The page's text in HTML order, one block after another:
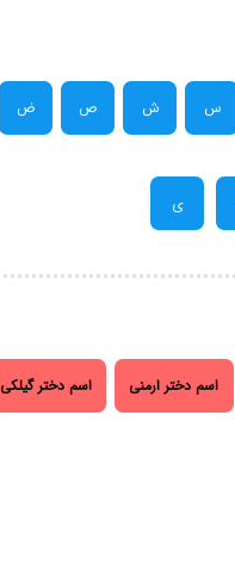
س ش ص ض
ی
اسم دختر ارمنی اسم دختر گیلکی